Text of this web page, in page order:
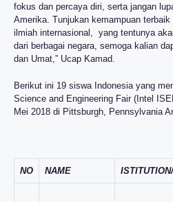
fokus dan percaya diri, serta jangan
Amerika. Tunjukan kemampuan
ilmiah internasional, yang tentunya
dari berbagai negara, semoga kalian
dan Umat,” Ucap Kamad.
Berikut ini 19 siswa Indonesia yang
Science and Engineering Fair (Intel
Mei 2018 di Pittsburgh, Pennsylvania
NO NAME